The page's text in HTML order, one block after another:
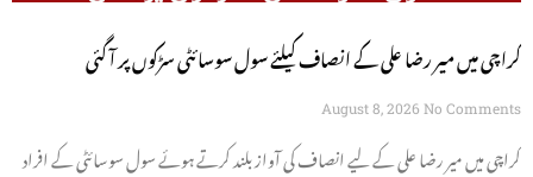
کراچی میں میر رضا علی کے انصاف کیلئے سول سوسائٹی سڑکوں پر آ گئی
August 8, 2026 No Comments
کراچی میں میر رضا علی کے لیے انصاف کی آواز بلند کرتے ہوئے سول سوسائٹی کے افراد